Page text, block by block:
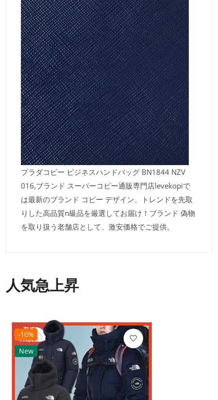
プラダコピー ビジネスハンドバッグ BN1844 NZV
016,ブランド スーパーコピー通販専門店levekopiで
は最新のブランド コピー デザイン、トレンドを先取
りした高品質n級品を厳選してお届け！ブランド 偽物
を取り扱う老舗店として、激安価格でご提供。
人気急上昇
-10%
New